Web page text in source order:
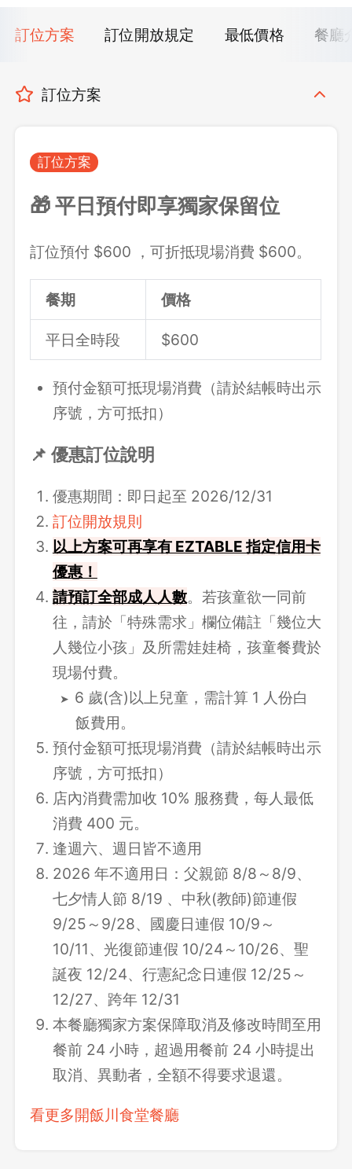
訂位方案 訂位開放規定 最低價格 餐廳
訂位方案
訂位方案
🎁 平日預付即享獨家保留位
訂位預付 $600 ，可折抵現場消費 $600。
餐期 價格
平日全時段 $600
預付金額可抵現場消費（請於結帳時出示
序號，方可抵扣）
📌 優惠訂位說明
優惠期間：即日起至 2026/12/31
訂位開放規則
以上方案可再享有 EZTABLE 指定信用卡
優惠！
請預訂全部成人人數。若孩童欲一同前
往，請於「特殊需求」欄位備註「幾位大
人幾位小孩」及所需娃娃椅，孩童餐費於
現場付費。
6 歲(含)以上兒童，需計算 1 人份白
飯費用。
預付金額可抵現場消費（請於結帳時出示
序號，方可抵扣）
店內消費需加收 10% 服務費，每人最低
消費 400 元。
逢週六、週日皆不適用
2026 年不適用日：父親節 8/8～8/9、
七夕情人節 8/19 、中秋(教師)節連假
9/25～9/28、國慶日連假 10/9～
10/11、光復節連假 10/24～10/26、聖
誕夜 12/24、行憲紀念日連假 12/25～
12/27、跨年 12/31
本餐廳獨家方案保障取消及修改時間至用
餐前 24 小時，超過用餐前 24 小時提出
取消、異動者，全額不得要求退還。
看更多開飯川食堂餐廳